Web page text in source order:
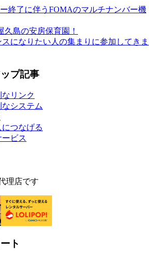
終了に伴うFOMAのマルチナンバー機
久島の安房保育園！
になりたい人の集まりに参加してきま
プ記事
リンク
システム
つなげる
ビス
理店です
ト